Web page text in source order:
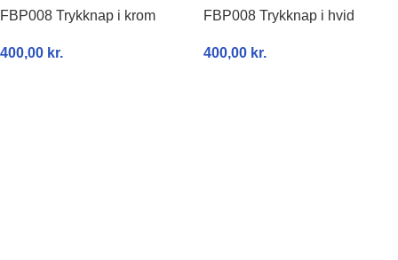
FBP008 Trykknap i krom
400,00 kr.
FBP008 Trykknap i hvid
400,00 kr.